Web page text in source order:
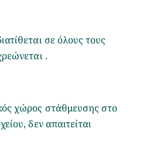
σε όλους τους
.
χώρος στάθμευσης στο
δεν απαιτείται